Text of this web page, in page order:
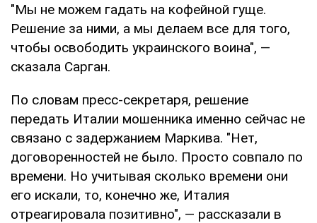
"Мы не можем гадать на кофейной гуще.
Решение за ними, а мы делаем все для того,
чтобы освободить украинского воина", —
сказала Сарган.
По словам пресс-секретаря, решение
передать Италии мошенника именно сейчас не
связано с задержанием Маркива. "Нет,
договоренностей не было. Просто совпало по
времени. Но учитывая сколько времени они
его искали, то, конечно же, Италия
отреагировала позитивно", — рассказали в